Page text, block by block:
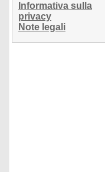
Informativa sulla
privacy
Note legali